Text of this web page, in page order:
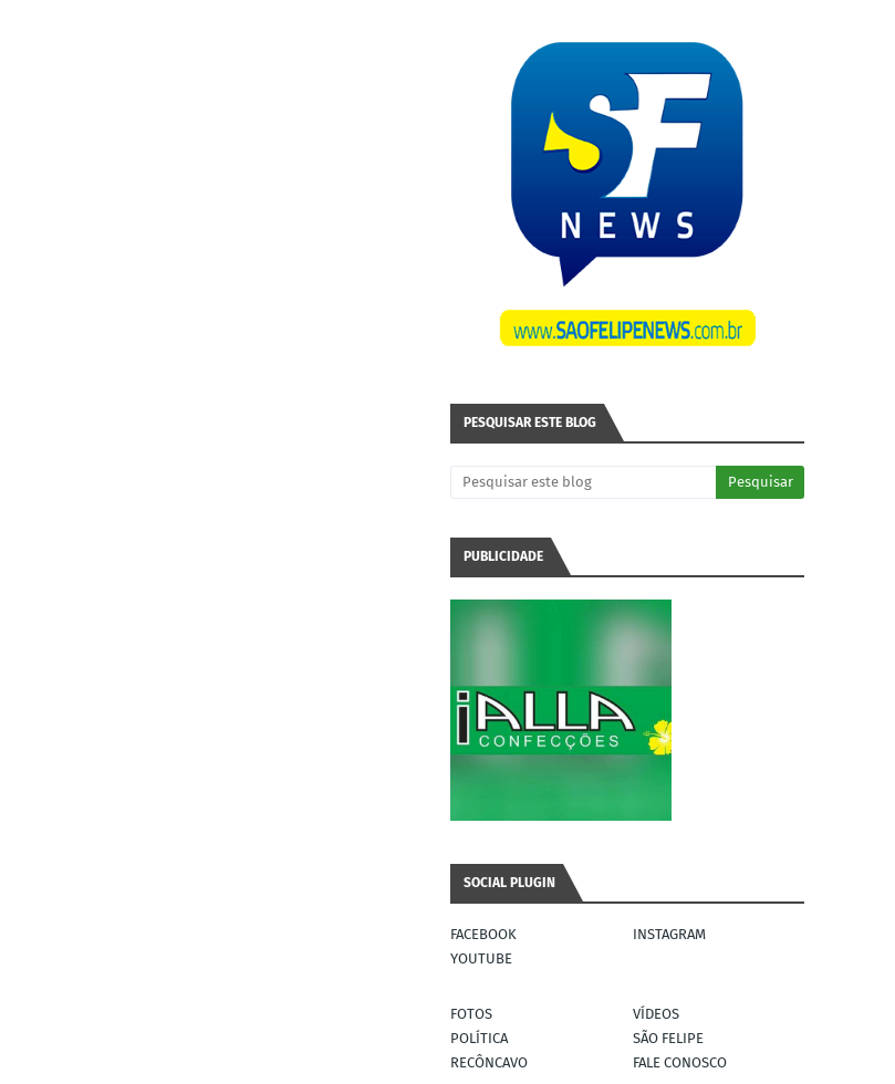
PESQUISAR ESTE BLOG
PUBLICIDADE
SOCIAL PLUGIN
FACEBOOK
INSTAGRAM
YOUTUBE
FOTOS
VÍDEOS
POLÍTICA
SÃO FELIPE
RECÔNCAVO
FALE CONOSCO